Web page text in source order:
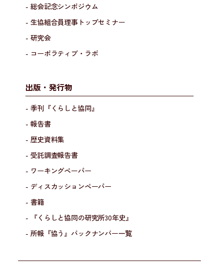
- 総会記念シンポジウム
- 生協組合員理事トップセミナー
- 研究会
- コーポラティブ・ラボ
出版・発行物
- 季刊『くらしと協同』
- 報告書
- 歴史資料集
- 受託調査報告書
- ワーキングペーパー
- ディスカッションペーパー
- 書籍
- 『くらしと協同の研究所30年史』
- 所報『協う』バックナンバー一覧